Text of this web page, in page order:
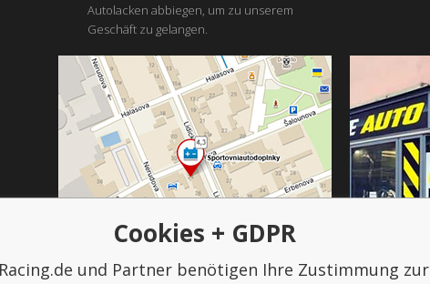
Autolacken abbiegen, um zu unserem
Geschäft zu gelangen.
Cookies + GDPR
und Partner benötigen Ihre Zustimmung zur